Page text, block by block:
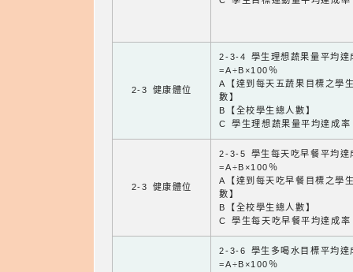
2-3 健康體位
2-3-4 學生理想蔬果量平均達
=A÷B×100％
A【達到每天五蔬果目標之學
數】
B【全校學生總人數】
C 學生理想蔬果量平均達成率
2-3 健康體位
2-3-5 學生每天吃早餐平均達
=A÷B×100％
A【達到每天吃早餐目標之學
數】
B【全校學生總人數】
C 學生每天吃早餐平均達成率
2-3-6 學生多喝水目標平均達
=A÷B×100％